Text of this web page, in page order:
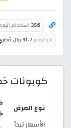
356استخدام
اخر توفير41.7 ريال قطري
كوبونات
نوع العرض
الأسعار تبدأ